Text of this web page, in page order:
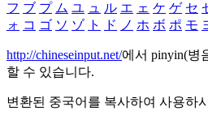
フ ブ プ ム ユ ュ ル エ ェ ケ ゲ セ
ォ コ ゴ ソ ゾ ト ド ノ ホ ボ ポ モ
http://chineseinput.net/에서 pinyin(병
할 수 있습니다.
변환된 중국어를 복사하여 사용하